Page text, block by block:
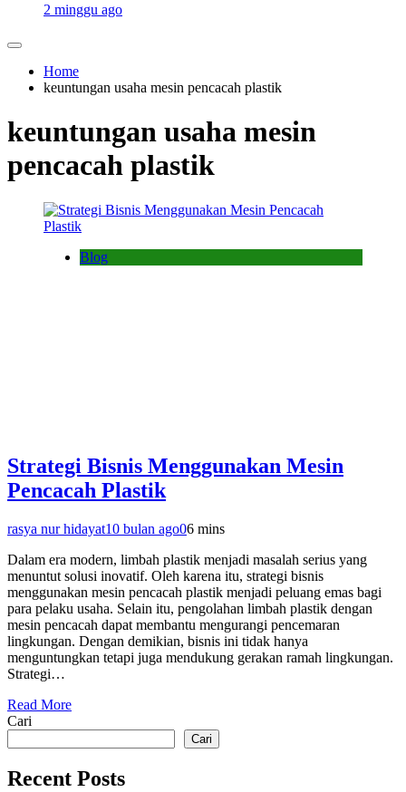
2 minggu ago
Home
keuntungan usaha mesin pencacah plastik
keuntungan usaha mesin
pencacah plastik
Blog
Strategi Bisnis Menggunakan Mesin
Pencacah Plastik
rasya nur hidayat10 bulan ago06 mins
Dalam era modern, limbah plastik menjadi masalah serius yang
menuntut solusi inovatif. Oleh karena itu, strategi bisnis
menggunakan mesin pencacah plastik menjadi peluang emas bagi
para pelaku usaha. Selain itu, pengolahan limbah plastik dengan
mesin pencacah dapat membantu mengurangi pencemaran
lingkungan. Dengan demikian, bisnis ini tidak hanya
menguntungkan tetapi juga mendukung gerakan ramah lingkungan.
Strategi…
Read More
Cari
Cari
Recent Posts